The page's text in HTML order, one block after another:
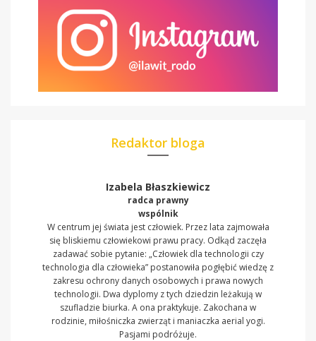
Redaktor bloga
Izabela Błaszkiewicz
radca prawny
wspólnik
W centrum jej świata jest człowiek. Przez lata zajmowała
się bliskiemu człowiekowi prawu pracy. Odkąd zaczęła
zadawać sobie pytanie: „Człowiek dla technologii czy
technologia dla człowieka” postanowiła pogłębić wiedzę z
zakresu ochrony danych osobowych i prawa nowych
technologii. Dwa dyplomy z tych dziedzin leżakują w
szufladzie biurka. A ona praktykuje. Zakochana w
rodzinie, miłośniczka zwierząt i maniaczka aerial yogi.
Pasjami podróżuje.